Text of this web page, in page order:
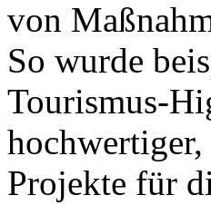
von
So wurde
Tourismus-
Projekte für